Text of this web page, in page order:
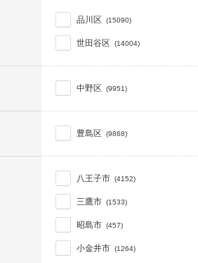
品川区 (15090)
世田谷区 (14004)
中野区 (9951)
豊島区 (9868)
八王子市 (4152)
三鷹市 (1533)
昭島市 (457)
小金井市 (1264)